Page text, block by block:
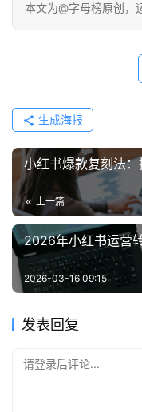
本文为@字母榜原创，
生成海报
小红书爆款复刻法
上一篇
2026年小红书运营
2026-03-16 09:15
发表回复
请登录后评论...